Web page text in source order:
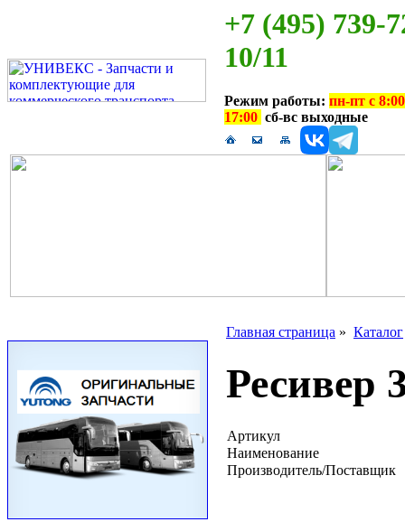
+7 (495) 739-
10/11
Режим работы: пн-пт с
17:00 сб-вс выходные
Главная страница » Каталог
Ресивер
Артикул
Наименование
Производитель/Поставщик